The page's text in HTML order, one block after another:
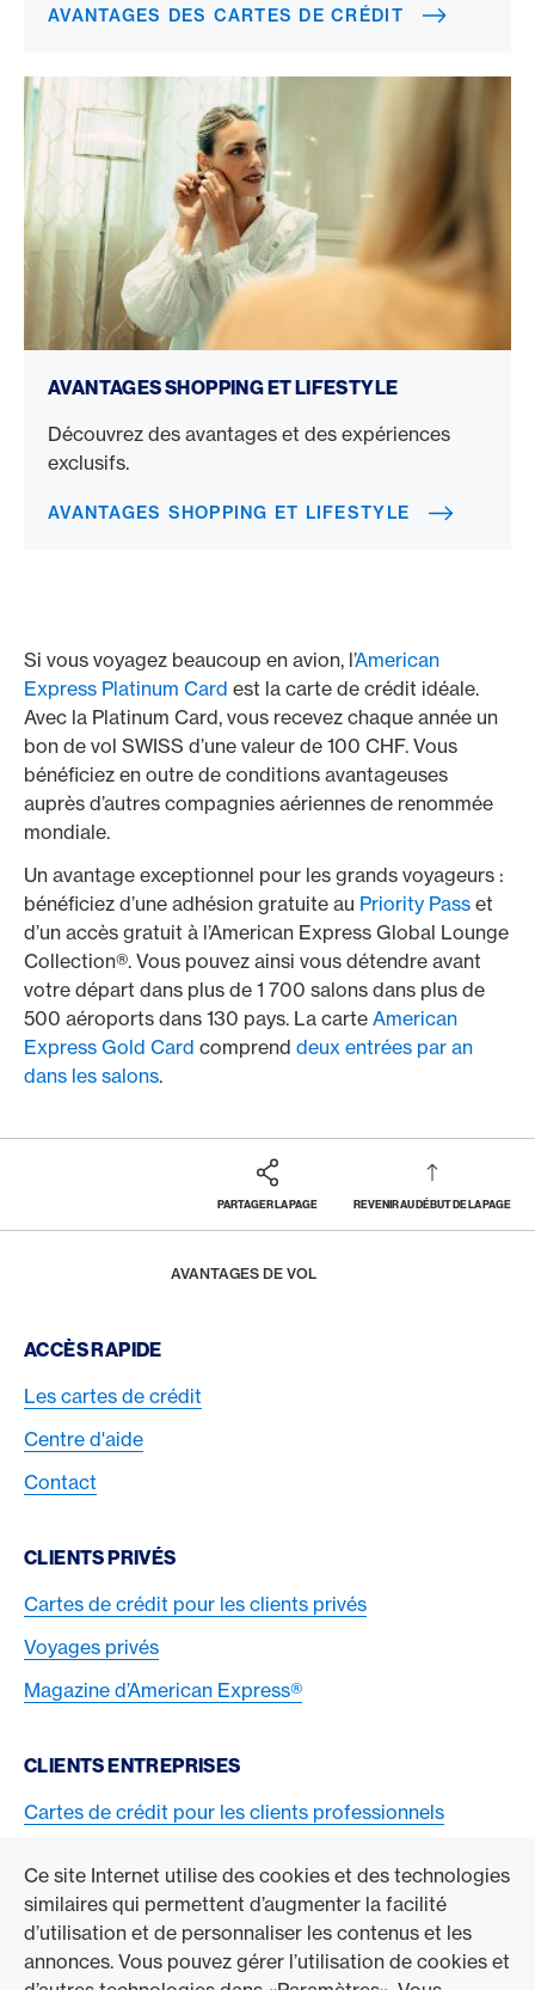
Ce site Internet utilise des cookies et des technologies
similaires qui permettent d’augmenter la facilité
d’utilisation et de personnaliser les contenus et les
annonces. Vous pouvez gérer l’utilisation de cookies et
AVANTAGES DES CARTES DE CRÉDIT
AVANTAGES SHOPPING ET LIFESTYLE
Découvrez des avantages et des expériences
exclusifs.
AVANTAGES SHOPPING ET LIFESTYLE
Si vous voyagez beaucoup en avion, l’American
Express Platinum Card est la carte de crédit idéale.
Avec la Platinum Card, vous recevez chaque année un
bon de vol SWISS d’une valeur de 100 CHF. Vous
bénéficiez en outre de conditions avantageuses
auprès d’autres compagnies aériennes de renommée
mondiale.
Un avantage exceptionnel pour les grands voyageurs :
bénéficiez d’une adhésion gratuite au Priority Pass et
d’un accès gratuit à l’American Express Global Lounge
Collection®. Vous pouvez ainsi vous détendre avant
votre départ dans plus de 1 700 salons dans plus de
500 aéroports dans 130 pays. La carte American
Express Gold Card comprend deux entrées par an
dans les salons.
PARTAGER LA PAGE REVENIR AU DÉBUT DE LA PAGE
AVANTAGES DE VOL
Footer Navigation
ACCÈS RAPIDE
Les cartes de crédit
Centre d'aide
Contact
CLIENTS PRIVÉS
Cartes de crédit pour les clients privés
Voyages privés
Magazine d’American Express®
CLIENTS ENTREPRISES
Cartes de crédit pour les clients professionnels
ACCÉDER À L’ENTREPRISE
Swisscard AECS GmbH